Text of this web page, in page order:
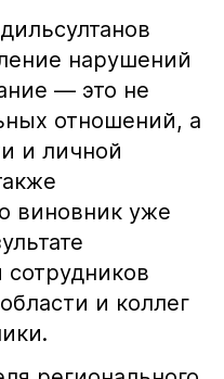
нарушений
— это не
отношений, а
и личной
виновник уже
и коллег